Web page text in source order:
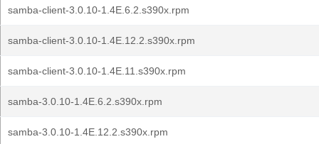
samba-client-3.0.10-1.4E.6.2.s390x.rpm
samba-client-3.0.10-1.4E.12.2.s390x.rpm
samba-client-3.0.10-1.4E.11.s390x.rpm
samba-3.0.10-1.4E.6.2.s390x.rpm
samba-3.0.10-1.4E.12.2.s390x.rpm